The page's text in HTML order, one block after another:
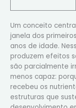
Um conceito
janela dos
anos de idade.
produzem efeitos
são parcialmente
menos capaz:
recebeu os
estruturas que